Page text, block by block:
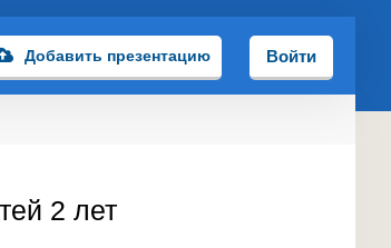
Добавить презентацию Войти
2 лет